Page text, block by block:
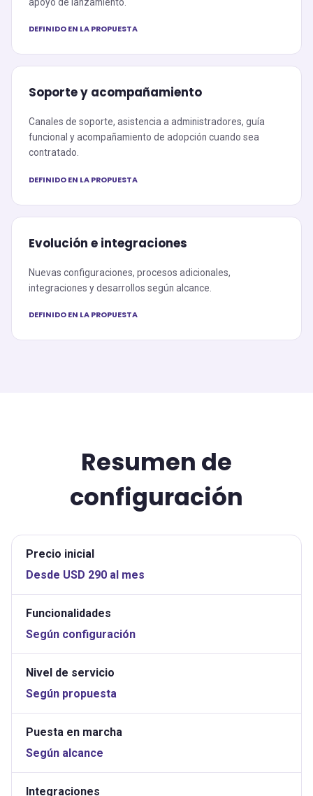
DEFINIDO EN LA PROPUESTA
Soporte y acompañamiento
Canales de soporte, asistencia a administradores, guía
funcional y acompañamiento de adopción cuando sea
contratado.
DEFINIDO EN LA PROPUESTA
Evolución e integraciones
Nuevas configuraciones, procesos adicionales,
integraciones y desarrollos según alcance.
DEFINIDO EN LA PROPUESTA
Resumen de
configuración
Precio inicial
Desde USD 290 al mes
Funcionalidades
Según configuración
Nivel de servicio
Según propuesta
Puesta en marcha
Según alcance
Integraciones